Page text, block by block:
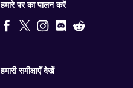
हमारे पर का पालन करें
हमारी समीक्षाएँ देखें